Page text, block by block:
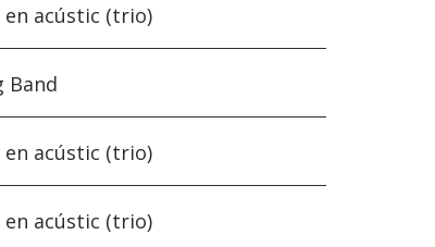
en acústic (trio)
Band
en acústic (trio)
en acústic (trio)